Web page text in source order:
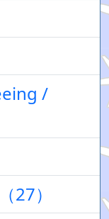
/
27）